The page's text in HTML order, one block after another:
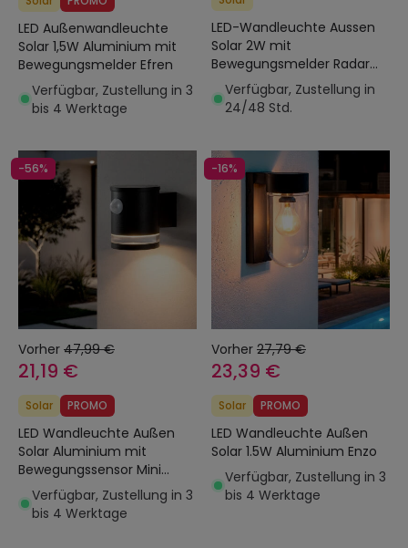
LED Außenwandleuchte
Solar 1,5W Aluminium mit
Bewegungsmelder Efren
Verfügbar, Zustellung in 3
bis 4 Werktage
LED-Wandleuchte Aussen
Solar 2W mit
Bewegungsmelder Radar
Eros
Verfügbar, Zustellung in
24/48 Std.
-56%
Vorher 47,99 €
21,19 €
Solar PROMO
LED Wandleuchte Außen
Solar Aluminium mit
Bewegungssensor Mini
Draco
Verfügbar, Zustellung in 3
bis 4 Werktage
-16%
Vorher 27,79 €
23,39 €
Solar PROMO
LED Wandleuchte Außen
Solar 1.5W Aluminium Enzo
Verfügbar, Zustellung in 3
bis 4 Werktage